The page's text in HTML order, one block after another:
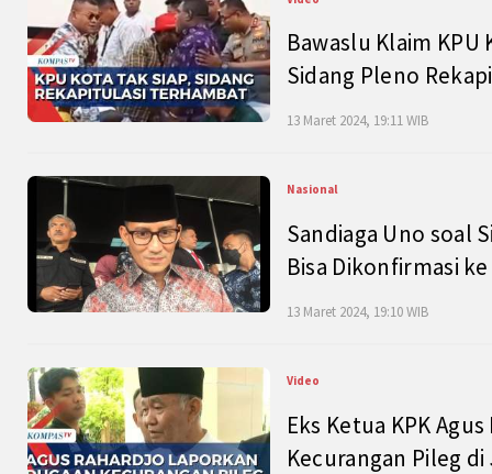
Bawaslu Klaim
Sidang Pleno
13 Maret 2024, 19:11 WIB
Nasional
Sandiaga Uno soal
Bisa Dikonfirmasi
13 Maret 2024, 19:10 WIB
Video
Eks Ketua KPK
Kecurangan Pileg